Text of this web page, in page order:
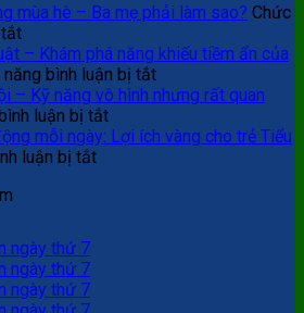
mùa hè – Ba mẹ phải làm sao? Chức
ở
Thời
tiết
nắng
nóng
mùa
hè
phải
làm
sao?
– Khám phá năng khiếu tiềm ẩn của
năng bình luận bị tắtở
Sáng
nghệ
– Kỹ năng vô hình nhưng rất quan
luận bị tắtở
Tinh
mỗi ngày: Lợi ích vàng cho trẻ Tiểu
luận bị tắtở